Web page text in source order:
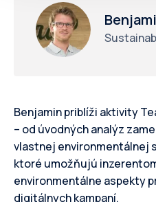
Benjamin priblíži aktivity
– od úvodných analýz
vlastnej environmentálnej
ktoré umožňujú
environmentálne aspekty
digitálnych kampaní.